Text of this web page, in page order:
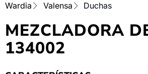
Wardia Valensa Duchas
MEZCLADORA
134002